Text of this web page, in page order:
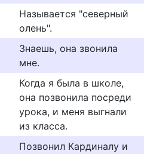
Называется "северный
олень".
Знаешь, она звонила
мне.
Когда я была в школе,
она позвонила посреди
урока, и меня выгнали
из класса.
Позвонил Кардиналу и